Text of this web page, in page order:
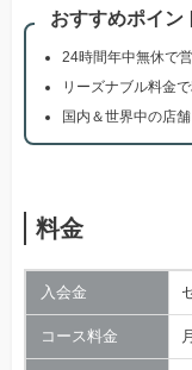
おすすめポイン
24時間年中無休で
リーズナブル料金
国内＆世界中の店
料金
入会金
コース料金